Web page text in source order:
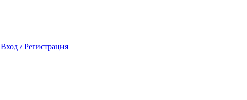
Вход / Регистрация